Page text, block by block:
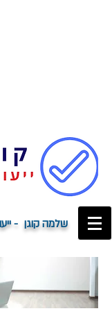
שלמה קוגן -